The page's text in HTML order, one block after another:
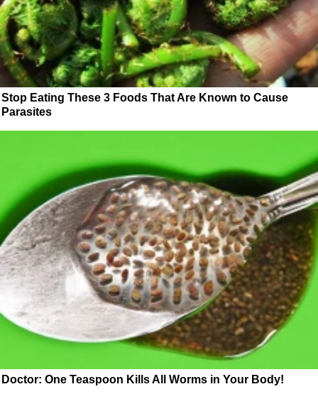
Stop Eating These 3 Foods That Are Known to Cause
Parasites
Doctor: One Teaspoon Kills All Worms in Your Body!